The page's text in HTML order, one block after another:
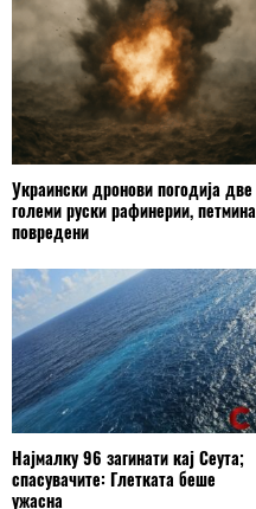
Украински дронови погодија две
големи руски рафинерии, петмина
повредени
Најмалку 96 загинати кај Сеута;
спасувачите: Глетката беше
ужасна